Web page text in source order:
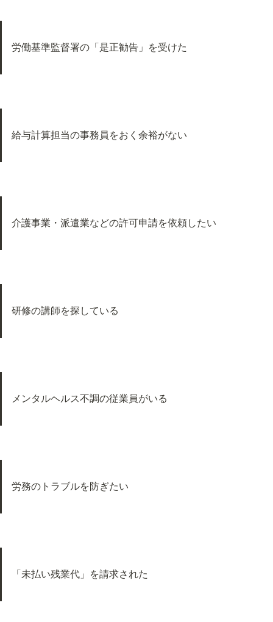
労働基準監督署の「是正勧告」を受けた
給与計算担当の事務員をおく余裕がない
介護事業・派遣業などの許可申請を依頼したい
研修の講師を探している
メンタルヘルス不調の従業員がいる
労務のトラブルを防ぎたい
「未払い残業代」を請求された